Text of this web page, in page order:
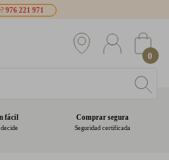
976 221 971
0
fácil
decide
Comprar segura
Seguridad certificada